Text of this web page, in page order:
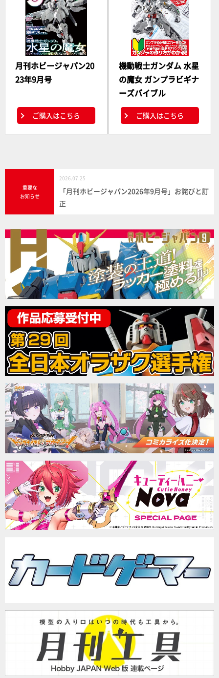
月刊ホビージャパン20
23年9月号
ご購入はこちら
機動戦士ガンダム 水星
の魔女 ガンプラビギナ
ーズバイブル
ご購入はこちら
重要な
お知らせ
2026.07.25
「月刊ホビージャパン2026年9月号」お詫びと訂
正